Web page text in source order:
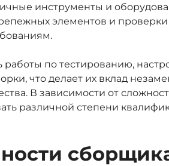
инструменты и
элементов и
по тестированию,
что делает их вклад
В зависимости от
различной степени